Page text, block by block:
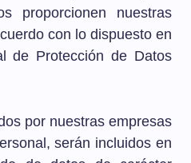
proporcionen nuestras
con lo dispuesto en
de Protección de Datos
por nuestras empresas
serán incluidos en